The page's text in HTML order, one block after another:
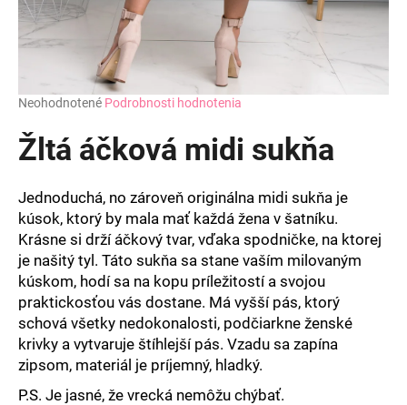
Priemerné
produktu
je
5
hviezdičiek.
Neohodnotené Podrobnosti hodnotenia
Žltá áčková midi sukňa
Jednoduchá, no zároveň originálna midi sukňa je
kúsok, ktorý by mala mať každá žena v šatníku.
Krásne si drží áčkový tvar, vďaka spodničke, na ktorej
je našitý tyl. Táto sukňa sa stane vaším milovaným
kúskom, hodí sa na kopu príležitostí a svojou
praktickosťou vás dostane. Má vyšší pás, ktorý
schová všetky nedokonalosti, podčiarkne ženské
krivky a vytvaruje štíhlejší pás. Vzadu sa zapína
zipsom, materiál je príjemný, hladký.
P.S. Je jasné, že vrecká nemôžu chýbať.